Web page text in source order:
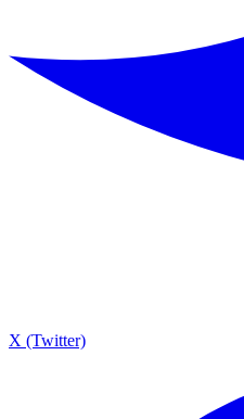
X (Twitter)